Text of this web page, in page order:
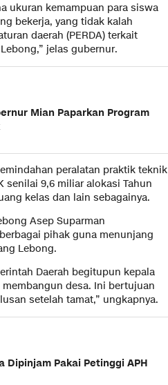
ukuran kemampuan para siswa
bekerja, yang tidak kalah
daerah (PERDA) terkait
jelas gubernur.
Mian Paparkan Program
peralatan praktik teknik
senilai 9,6 miliar alokasi Tahun
kelas dan lain sebagainya.
Asep Suparman
pihak guna menunjang
Lebong.
Daerah begitupun kepala
desa. Ini bertujuan
setelah tamat,” ungkapnya.
Dipinjam Pakai Petinggi APH